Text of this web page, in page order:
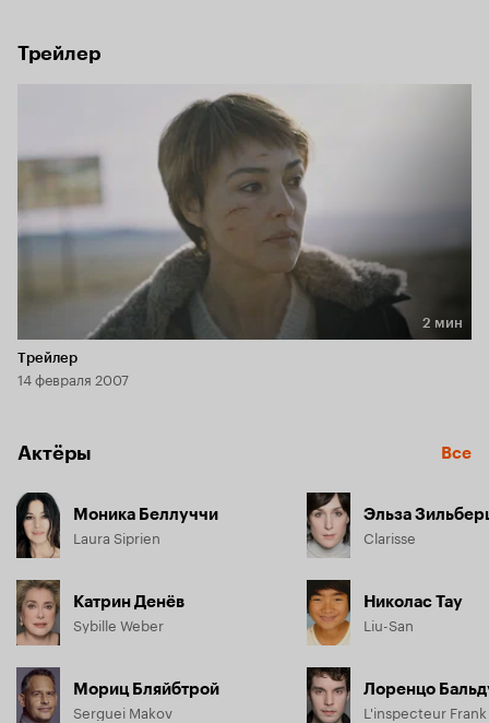
Трейлер
Длительность 2 мин
2 мин
Трейлер
14 февраля 2007
Актёры Все
Моника Беллуччи
Laura Siprien
Катрин Денёв
Sybille Weber
Мориц Бляйбтрой
Serguei Makov
Эльза
Clarisse
Николас Тау
Liu-San
Лоренцо
L'inspecteur